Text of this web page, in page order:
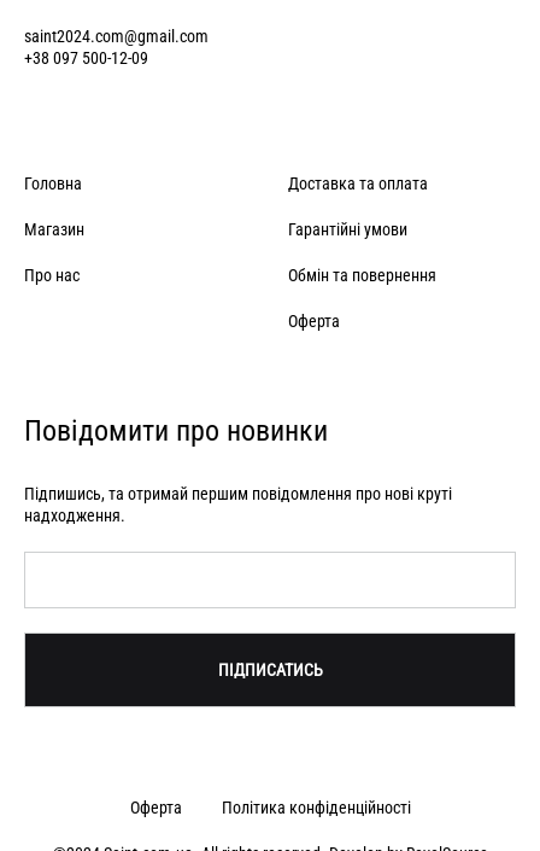
saint2024.com@gmail.com
+38 097 500-12-09
Головна
Магазин
Про нас
Доставка та оплата
Гарантійні умови
Обмін та повернення
Оферта
Повідомити про новинки
Підпишись, та отримай першим повідомлення про нові круті
надходження.
Оферта Політика конфіденційності